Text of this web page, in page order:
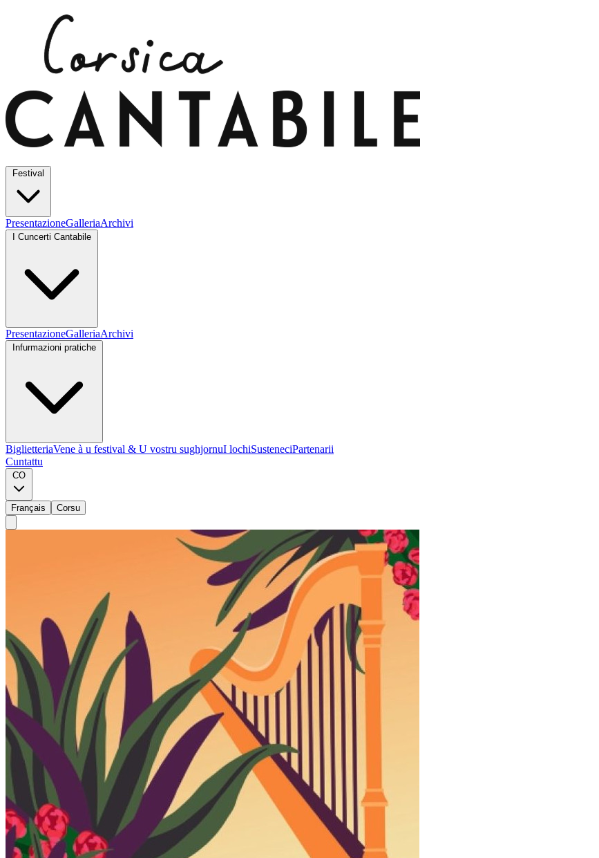
PresentazioneGalleriaArchivi
PresentazioneGalleriaArchivi
BiglietteriaVene à u festival & U vostru sughjornuI lochiSusteneciPartenarii
Cuntattu
Français Corsu